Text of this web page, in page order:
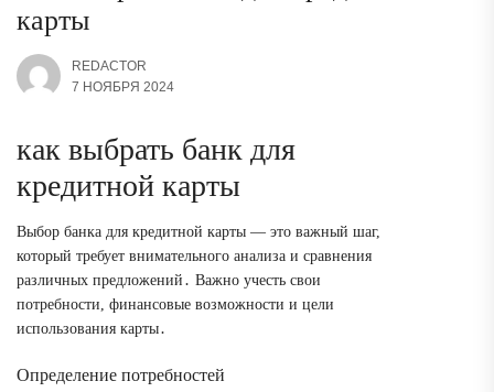
карты
REDACTOR
7 НОЯБРЯ 2024
как выбрать банк для
кредитной карты
Выбор банка для кредитной карты ― это важный шаг,
который требует внимательного анализа и сравнения
различных предложений․ Важно учесть свои
потребности, финансовые возможности и цели
использования карты․
Определение потребностей